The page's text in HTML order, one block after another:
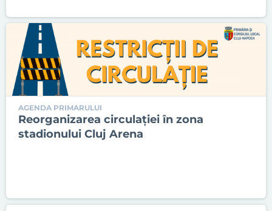
AGENDA PRIMARULUI
Reorganizarea circulației în zona
stadionului Cluj Arena